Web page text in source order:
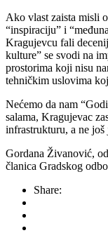
Ako vlast zaista misli
“inspiraciju” i
Kragujevcu fali
kulture” se svodi na
prostorima koji nisu
tehničkim uslovima
Nećemo da nam
salama, Kragujevac
infrastrukturu, a ne
Gordana Živanović,
članica Gradskog
Share: